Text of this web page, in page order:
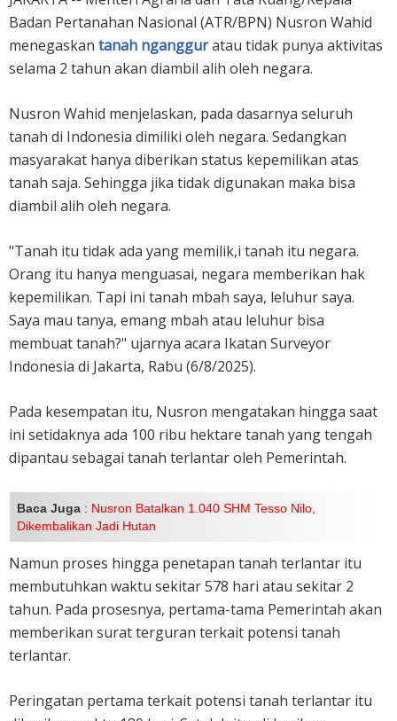
Badan Pertanahan Nasional (ATR/BPN) Nusron Wahid
menegaskan tanah ngangguratau tidak punya aktivitas
selama 2 tahun akan diambil alih oleh negara.
Nusron Wahid menjelaskan, pada dasarnya seluruh
tanah di Indonesia dimiliki oleh negara. Sedangkan
masyarakat hanya diberikan status kepemilikan atas
tanah saja. Sehingga jika tidak digunakan maka bisa
diambil alih oleh negara.
"Tanah itu tidak ada yang memilik,i tanah itu negara.
Orang itu hanya menguasai, negara memberikan hak
kepemilikan. Tapi ini tanah mbah saya, leluhur saya.
Saya mau tanya, emang mbah atau leluhur bisa
membuat tanah?" ujarnya acara Ikatan Surveyor
Indonesia di Jakarta, Rabu (6/8/2025).
Pada kesempatan itu, Nusron mengatakan hingga saat
ini setidaknya ada 100 ribu hektare tanah yang tengah
dipantau sebagai tanah terlantar oleh Pemerintah.
Baca Juga : Nusron Batalkan 1.040 SHM Tesso Nilo,
Dikembalikan Jadi Hutan
Namun proses hingga penetapan tanah terlantar itu
membutuhkan waktu sekitar 578 hari atau sekitar 2
tahun. Pada prosesnya, pertama-tama Pemerintah akan
memberikan surat terguran terkait potensi tanah
terlantar.
Peringatan pertama terkait potensi tanah terlantar itu